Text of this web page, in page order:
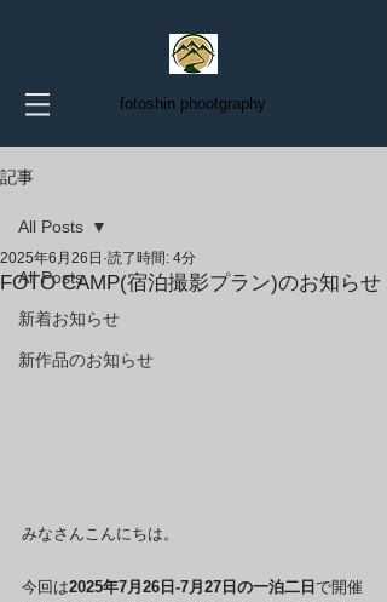
fotoshin phootgraphy
記事
All Posts
新着お知らせ
新作品のお知らせ
All Posts
FOTO CAMP(宿泊撮影プラン)のお知らせ
2025年6月26日 読了時間: 4分
みなさんこんにちは。
今回は2025年7月26日-7月27日の一泊二日で開催